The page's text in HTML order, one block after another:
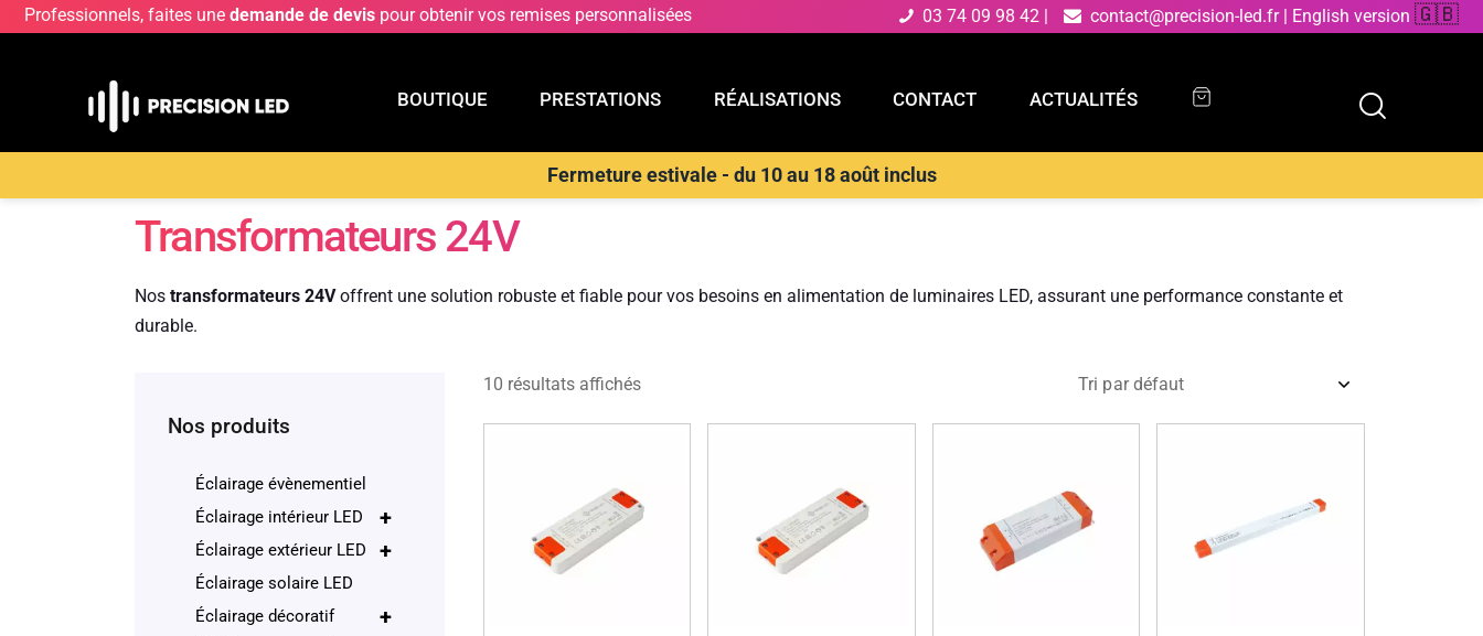
Professionnels, faites une demande de devis pour obtenir vos remises personnalisées 03 74 09 98 42 | contact@precision-led.fr | English version 🇬🇧
BOUTIQUE PRESTATIONS RÉALISATIONS CONTACT ACTUALITÉS
Fermeture estivale - du 10 au 18 août inclus
PRESTATIONS RÉALISATIONS CONTACT
Transformateurs 24V
Transformateurs 24V
Nos transformateurs 24Voffrent une solution robuste et fiable pour vos besoins en alimentation de luminaires LED, assurant une performance constante et
durable.
10 résultats affichés
Nos produits
Éclairage évènementiel
+
Éclairage intérieur LED
+
Éclairage extérieur LED
Éclairage solaire LED
+
Éclairage décoratif